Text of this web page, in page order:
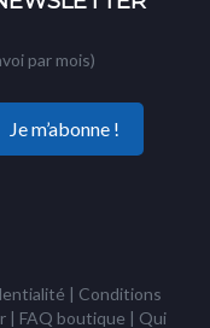
par mois)
| Conditions
| FAQ boutique | Qui